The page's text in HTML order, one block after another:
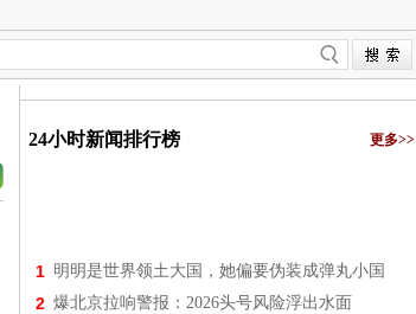
24小时新闻排行榜 更多>>
1 明明是世界领土大国，她偏要伪装成弹丸小国
2 爆北京拉响警报：2026头号风险浮出水面